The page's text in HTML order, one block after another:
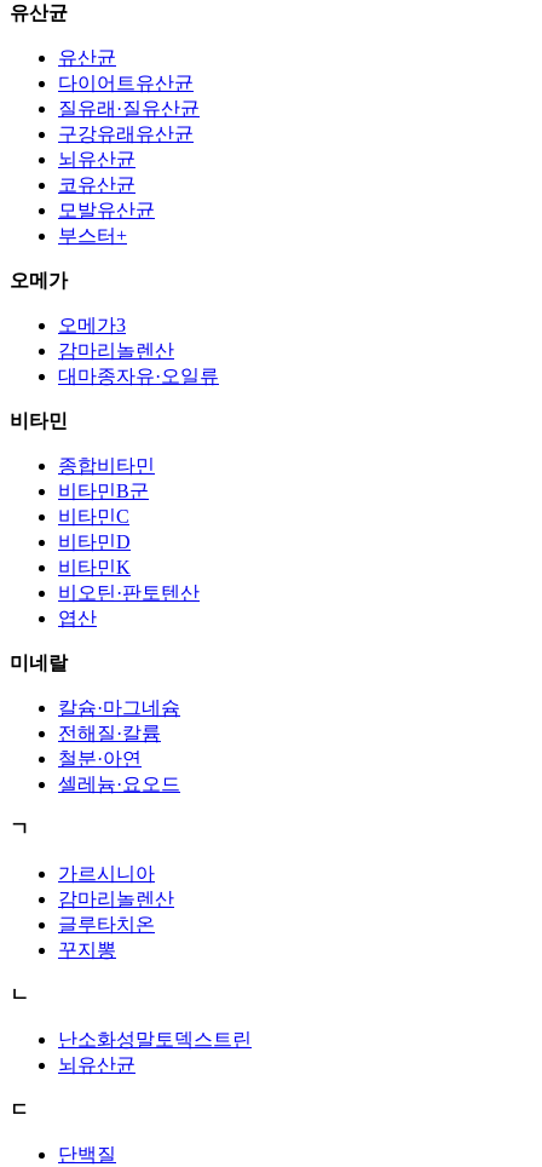
유산균
유산균
다이어트유산균
질유래·질유산균
구강유래유산균
뇌유산균
코유산균
모발유산균
부스터+
오메가
오메가3
감마리놀렌산
대마종자유·오일류
비타민
종합비타민
비타민B군
비타민C
비타민D
비타민K
비오틴·판토텐산
엽산
미네랄
칼슘·마그네슘
전해질·칼륨
철분·아연
셀레늄·요오드
ㄱ
가르시니아
감마리놀렌산
글루타치온
꾸지뽕
ㄴ
난소화성말토덱스트린
뇌유산균
ㄷ
단백질